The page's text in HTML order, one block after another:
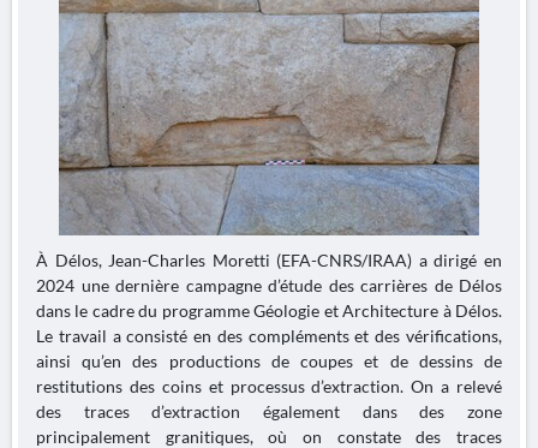
À Délos, Jean-Charles Moretti (EFA-CNRS/IRAA) a dirigé en
2024 une dernière campagne d’étude des carrières de Délos
dans le cadre du programme Géologie et Architecture à Délos.
Le travail a consisté en des compléments et des vérifications,
ainsi qu’en des productions de coupes et de dessins de
restitutions des coins et processus d’extraction. On a relevé
des traces d’extraction également dans des zone
principalement granitiques, où on constate des traces